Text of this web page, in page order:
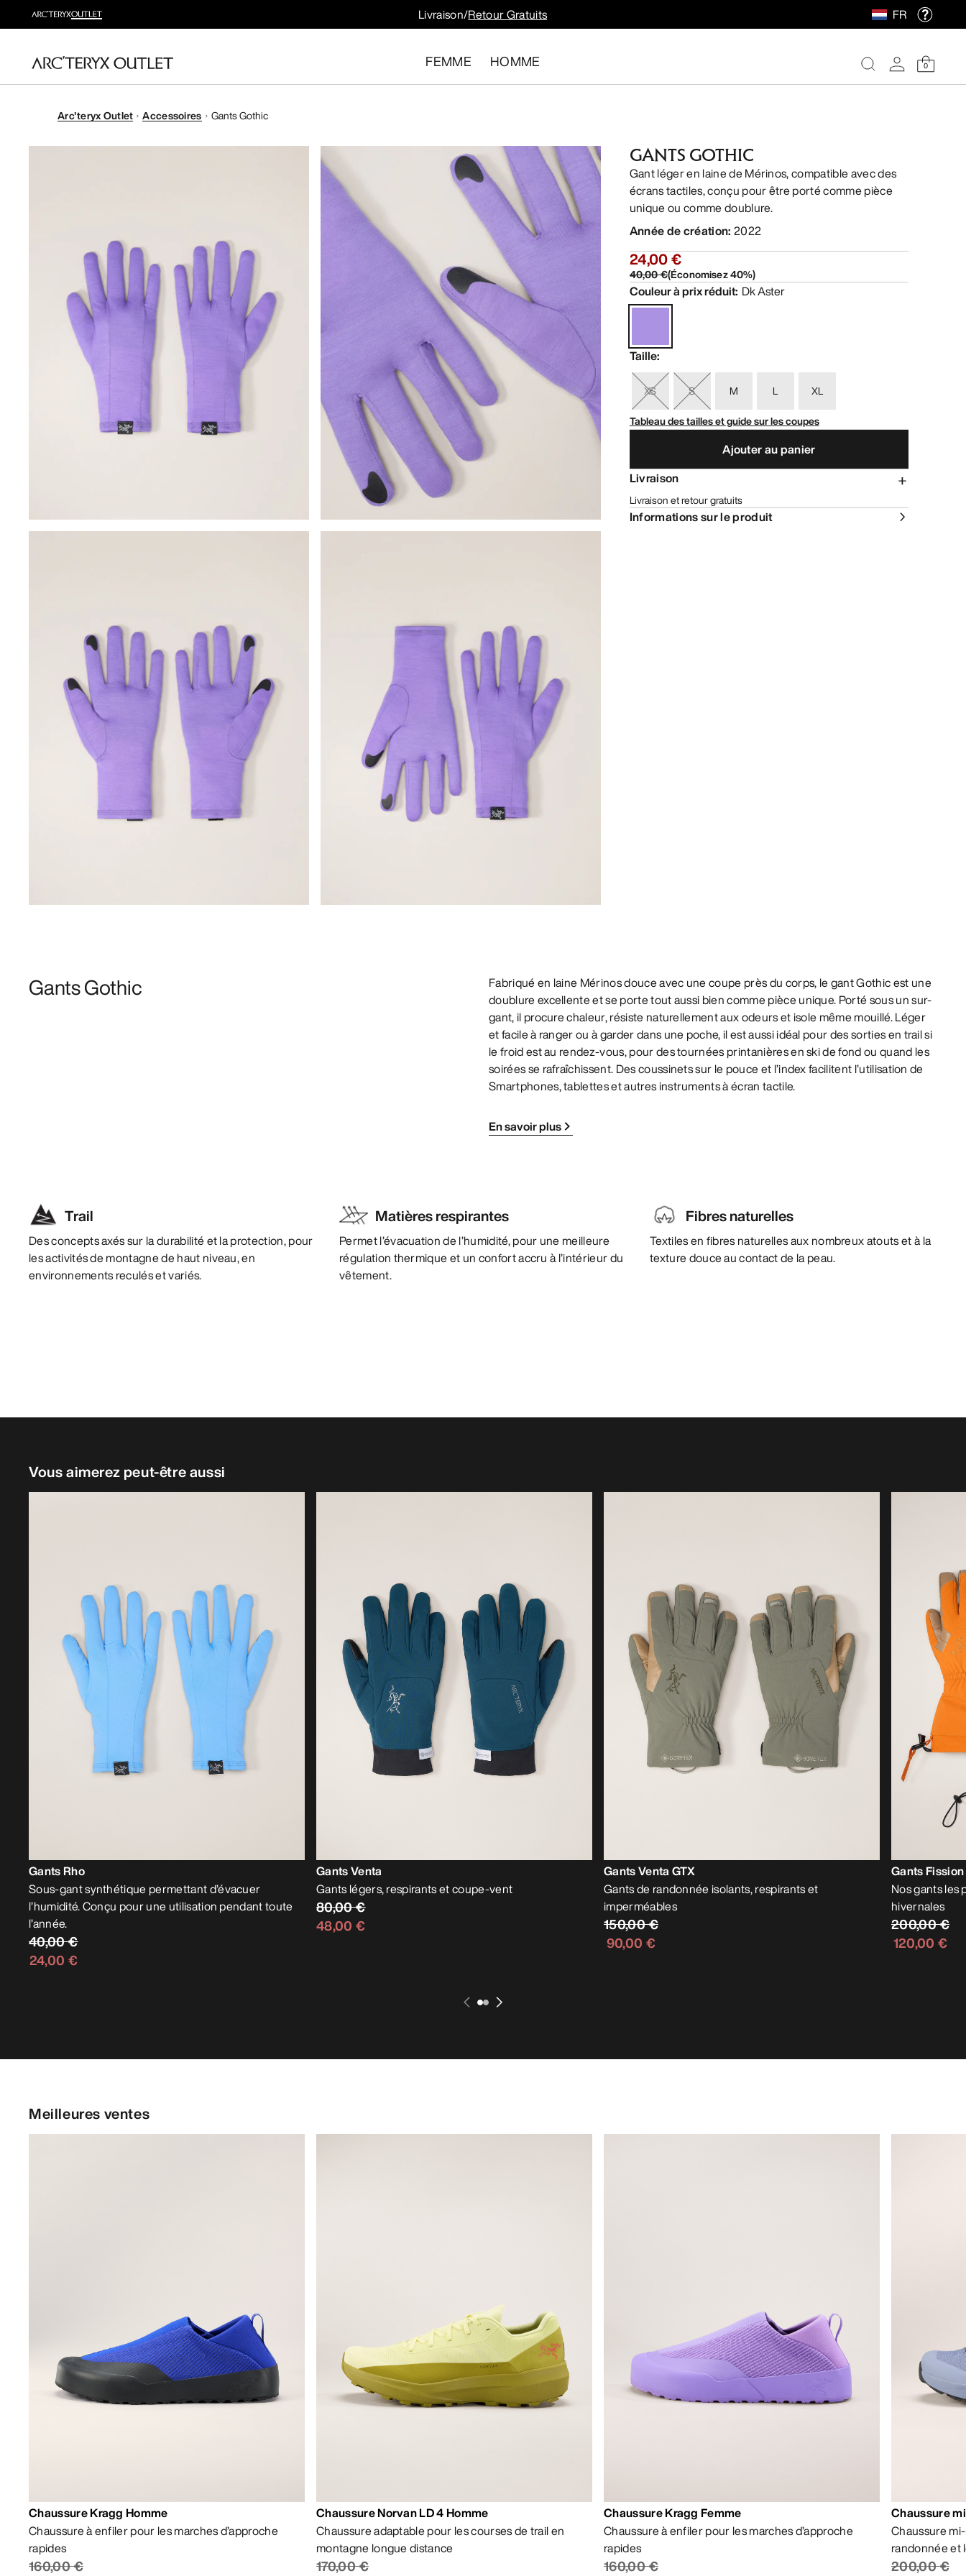
Livraison/Retour Gratuits FR
FEMME HOMME 0
Arc'teryx Outlet Accessoires Gants Gothic
GANTS GOTHIC
Gant léger en laine de Mérinos, compatible avec des
écrans tactiles, conçu pour être porté comme pièce
unique ou comme doublure.
Année de création: 2022
24,00 €
40,00 €(Économisez40%)
Couleur à prix réduit: Dk Aster
Taille:
XS S M L
XL
Tableau des tailles et guide sur les coupes
Ajouter au panier
Livraison
Livraison et retour gratuits
Informations sur le produit
Gants Gothic
Fabriqué en laine Mérinos douce avec une coupe près du corps, le gant Gothic est une
doublure excellente et se porte tout aussi bien comme pièce unique. Porté sous un sur-
gant, il procure chaleur, résiste naturellement aux odeurs et isole même mouillé. Léger
et facile à ranger ou à garder dans une poche, il est aussi idéal pour des sorties en trail si
le froid est au rendez-vous, pour des tournées printanières en ski de fond ou quand les
soirées se rafraîchissent. Des coussinets sur le pouce et l’index facilitent l’utilisation de
Smartphones, tablettes et autres instruments à écran tactile.
En savoir plus
Trail
Des concepts axés sur la durabilité et la protection, pour
les activités de montagne de haut niveau, en
environnements reculés et variés.
Matières respirantes
Permet l’évacuation de l’humidité, pour une meilleure
régulation thermique et un confort accru à l’intérieur du
vêtement.
Fibres naturelles
Textiles en fibres naturelles aux nombreux atouts et à la
texture douce au contact de la peau.
Vous aimerez peut-être aussi
Gants Rho
Sous-gant synthétique permettant d’évacuer
l’humidité. Conçu pour une utilisation pendant toute
l’année.
40,00 €
24,00 €
Gants Venta
Gants légers, respirants et coupe-vent
80,00 €
48,00 €
Gants Venta GTX
Gants de randonnée isolants, respirants et
imperméables
150,00 €
90,00 €
Gants Fission
Nos gants les
hivernales
200,00 €
120,00 €
Meilleures ventes
Chaussure Kragg Homme
Chaussure à enfiler pour les marches d’approche
rapides
160,00 €
Chaussure Norvan LD 4 Homme
Chaussure adaptable pour les courses de trail en
montagne longue distance
170,00 €
Chaussure Kragg Femme
Chaussure à enfiler pour les marches d’approche
rapides
160,00 €
Chaussure
Chaussure
randonnée et
200,00 €